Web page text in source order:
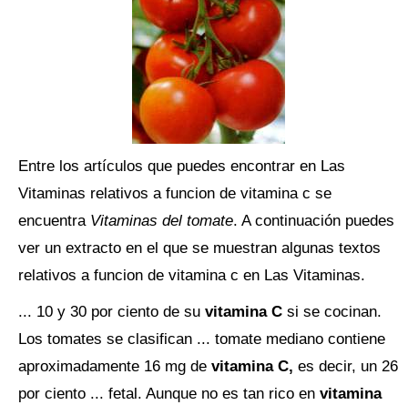
Entre los artículos que puedes encontrar en Las
Vitaminas relativos a funcion de vitamina c se
encuentra Vitaminas del tomate. A continuación puedes
ver un extracto en el que se muestran algunas textos
relativos a funcion de vitamina c en Las Vitaminas.
... 10 y 30 por ciento de su vitamina C si se cocinan.
Los tomates se clasifican ... tomate mediano contiene
aproximadamente 16 mg de vitamina C, es decir, un 26
por ciento ... fetal. Aunque no es tan rico en vitamina